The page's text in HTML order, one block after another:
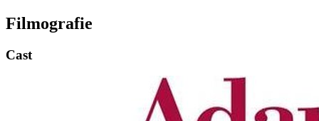
Filmografie
Cast